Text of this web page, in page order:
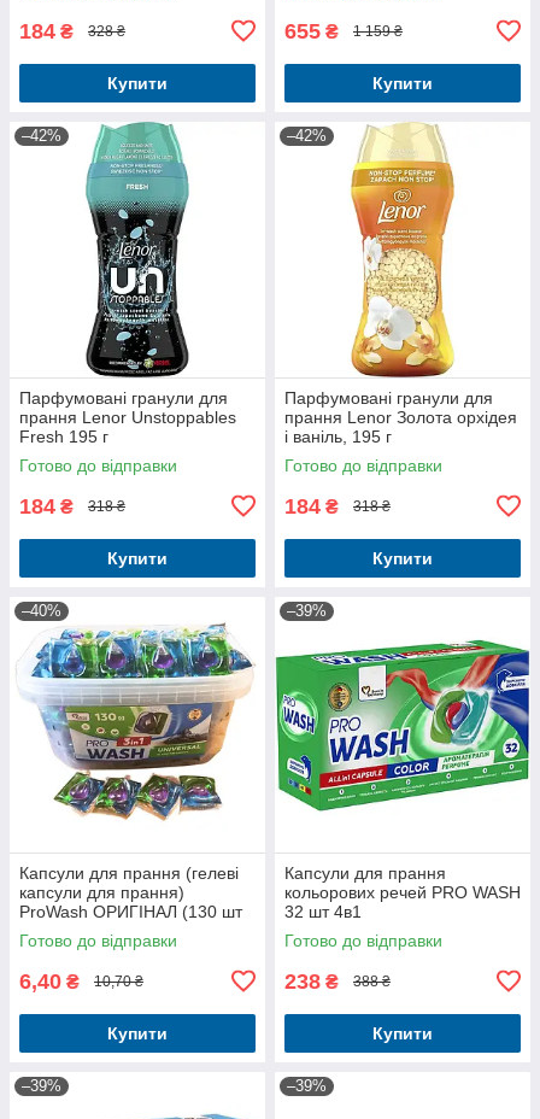
184 ₴ 328 ₴
Купити
655 ₴ 1 159 ₴
Купити
–42%
Парфумовані гранули для
прання Lenor Unstoppables
Fresh 195 г
Готово до відправки
184 ₴ 318 ₴
Купити
–42%
Парфумовані гранули для
прання Lenor Золота орхідея
і ваніль, 195 г
Готово до відправки
184 ₴ 318 ₴
Купити
–40%
Капсули для прання (гелеві
капсули для прання)
ProWash ОРИГІНАЛ (130 шт
уп)
Готово до відправки
6,40 ₴ 10,70 ₴
Купити
–39%
Капсули для прання
кольорових речей PRO WASH
32 шт 4в1
Готово до відправки
238 ₴ 388 ₴
Купити
–39% –39%